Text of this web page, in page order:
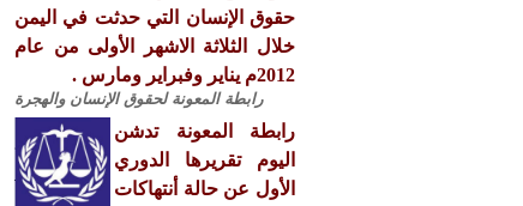
حقوق الإنسان التي حدثت في اليمن
خلال الثلاثة الاشهر الأولى من عام
2012م يناير وفبراير ومارس .
رابطة المعونة لحقوق الإنسان والهجرة
رابطة المعونة تدشن
اليوم تقريرها الدوري
الأول عن حالة أنتهاكات